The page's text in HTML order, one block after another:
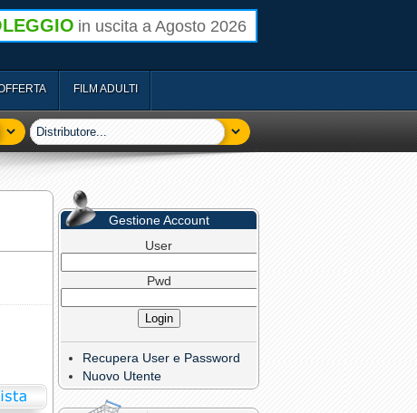
in uscita a Agosto 2026
FILM ADULTI
Gestione Account
User
Pwd
Recupera User e Password
Nuovo Utente